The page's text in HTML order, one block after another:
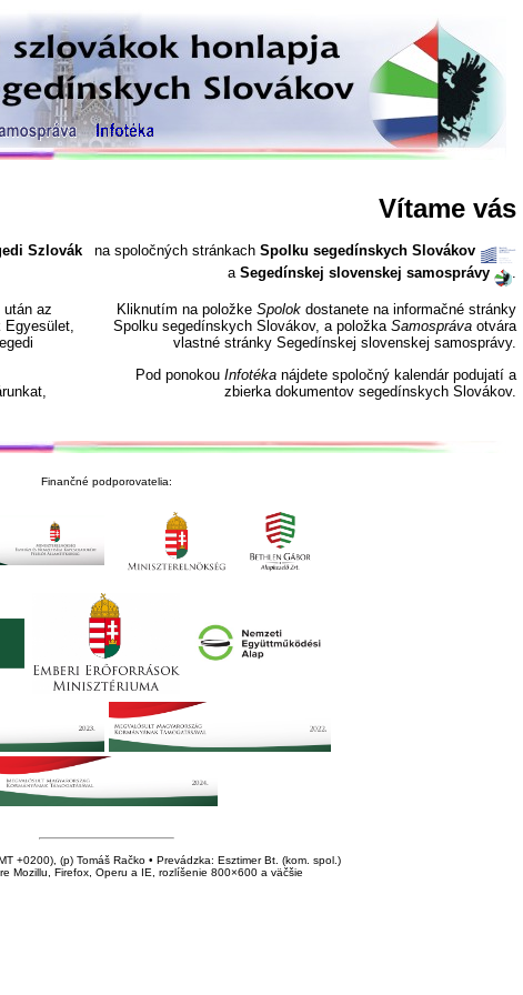
Szlovák
az
Egyesület,
Vítame vás
na spoločných stránkach Spolku segedínskych Slovákov
a Segedínskej slovenskej samosprávy .
Kliknutím na položke Spolok dostanete na informačné stránky
Spolku segedínskych Slovákov, a položka Samospráva otvára
vlastné stránky Segedínskej slovenskej samosprávy.
Pod ponokou Infotéka nájdete spoločný kalendár podujatí a
zbierka dokumentov segedínskych Slovákov.
Finančné podporovatelia:
+0200), (p) Tomáš Račko • Prevádzka: Esztimer Bt. (kom. spol.)
Mozillu, Firefox, Operu a IE, rozlíšenie 800×600 a väčšie